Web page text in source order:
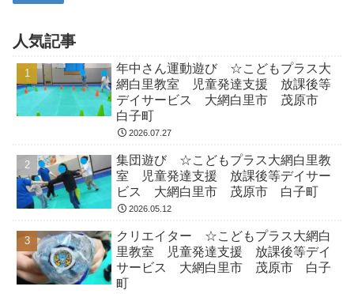
人気記事
年中さん運動遊び ☆こどもプラス大
網白里教室 児童発達支援 放課後等
デイサービス 大網白里市 茂原市
白子町
2026.07.27
集団遊び ☆こどもプラス大網白里教
室 児童発達支援 放課後等デイサー
ビス 大網白里市 茂原市 白子町
2026.05.12
クリエイター ☆こどもプラス大網白
里教室 児童発達支援 放課後等デイ
サービス 大網白里市 茂原市 白子
町